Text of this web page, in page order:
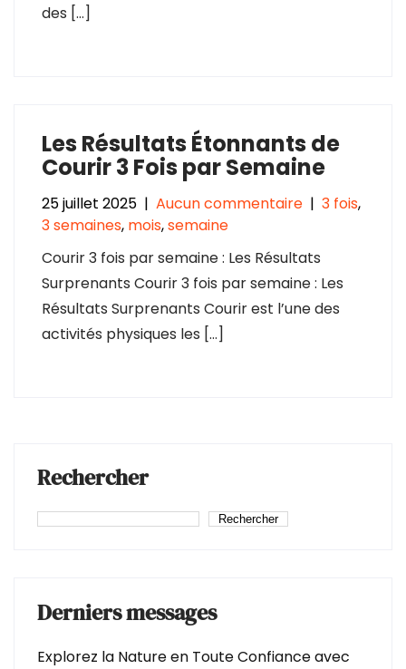
des […]
Les Résultats Étonnants de
Courir 3 Fois par Semaine
25 juillet 2025 | Aucun commentaire | 3 fois,
3 semaines, mois,semaine
Courir 3 fois par semaine : Les Résultats
Surprenants Courir 3 fois par semaine : Les
Résultats Surprenants Courir est l’une des
activités physiques les […]
Rechercher
Rechercher
Derniers messages
Explorez la Nature en Toute Confiance avec